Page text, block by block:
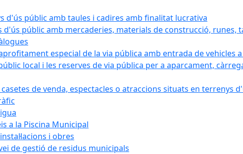
d'ús públic amb taules i cadires amb finalitat lucrativa
d'ús públic amb mercaderies, materials de construcció, runes,
especial de la via pública amb entrada de vehicles
local i les reserves de via pública per a aparcament,
de venda, espectacles o atraccions situats en terrenys
a la Piscina Municipal
i obres
de gestió de residus municipals